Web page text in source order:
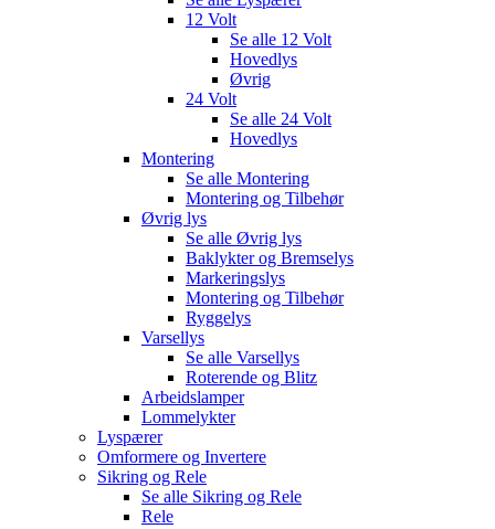
12 Volt
Se alle 12 Volt
Hovedlys
Øvrig
24 Volt
Se alle 24 Volt
Hovedlys
Montering
Se alle Montering
Montering og Tilbehør
Øvrig lys
Se alle Øvrig lys
Baklykter og Bremselys
Markeringslys
Montering og Tilbehør
Ryggelys
Varsellys
Se alle Varsellys
Roterende og Blitz
Arbeidslamper
Lommelykter
Lyspærer
Omformere og Invertere
Sikring og Rele
Se alle Sikring og Rele
Rele